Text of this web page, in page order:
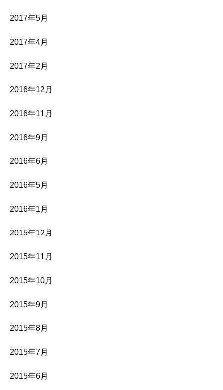
2017年5月
2017年4月
2017年2月
2016年12月
2016年11月
2016年9月
2016年6月
2016年5月
2016年1月
2015年12月
2015年11月
2015年10月
2015年9月
2015年8月
2015年7月
2015年6月